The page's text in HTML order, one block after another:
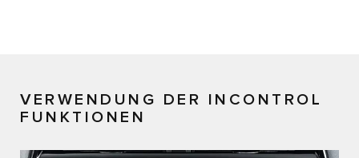
VERWENDUNG DER INCONTROL
FUNKTIONEN